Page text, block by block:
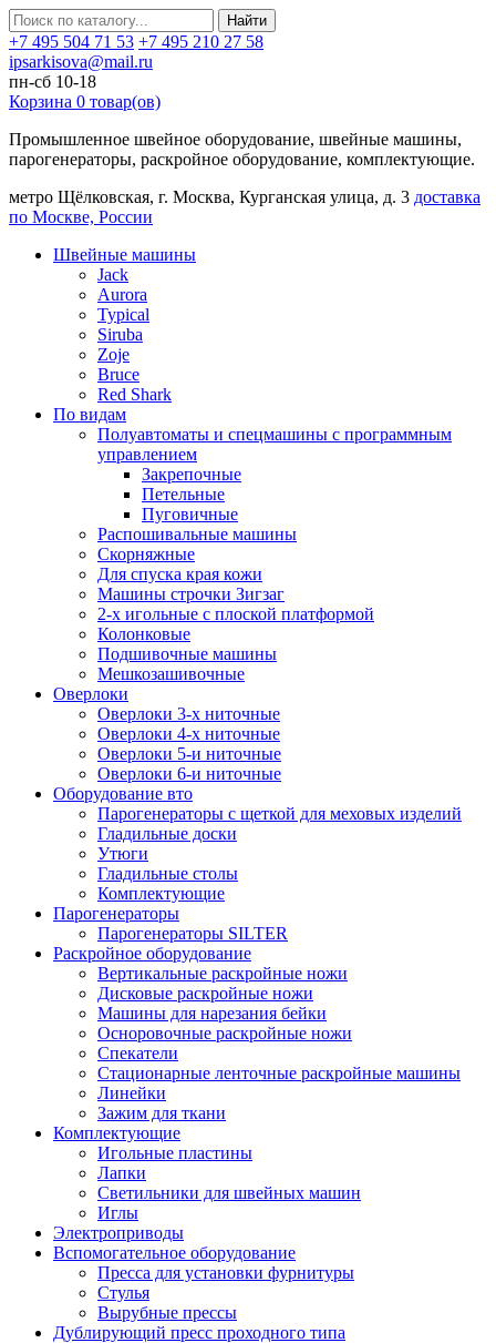
Найти
+7 495 504 71 53 +7 495 210 27 58
ipsarkisova@mail.ru
пн-сб 10-18
Корзина 0 товар(ов)
Промышленное швейное оборудование, швейные машины,
парогенераторы, раскройное оборудование, комплектующие.
метро Щёлковская, г. Москва, Курганская улица, д. 3 доставка
по Москве, России
Швейные машины
Jack
Aurora
Typical
Siruba
Zoje
Bruce
Red Shark
По видам
Полуавтоматы и спецмашины с программным
управлением
Закрепочные
Петельные
Пуговичные
Распошивальные машины
Скорняжные
Для спуска края кожи
Машины строчки Зигзаг
2-х игольные с плоской платформой
Колонковые
Подшивочные машины
Мешкозашивочные
Оверлоки
Оверлоки 3-х ниточные
Оверлоки 4-х ниточные
Оверлоки 5-и ниточные
Оверлоки 6-и ниточные
Оборудование вто
Парогенераторы с щеткой для меховых изделий
Гладильные доски
Утюги
Гладильные столы
Комплектующие
Парогенераторы
Парогенераторы SILTER
Раскройное оборудование
Вертикальные раскройные ножи
Дисковые раскройные ножи
Машины для нарезания бейки
Осноровочные раскройные ножи
Спекатели
Стационарные ленточные раскройные машины
Линейки
Зажим для ткани
Комплектующие
Игольные пластины
Лапки
Светильники для швейных машин
Иглы
Электроприводы
Вспомогательное оборудование
Пресса для установки фурнитуры
Стулья
Вырубные прессы
Дублирующий пресс проходного типа